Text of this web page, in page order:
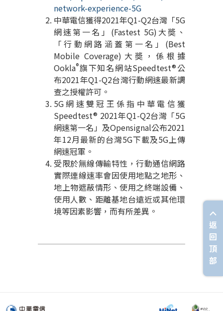
network-experience-5G
中華電信獲得2021年Q1-Q2台灣「5G
網速第一名」 (Fastest 5G) 大奬、
「行動網路涵蓋第一名」 (Best
Mobile Coverage) 大奬，係根據
Ookla®旗下知名網站Speedtest®公
布2021年Q1-Q2台灣行動網速最新調
查之授權許可。
5G網速雙冠王係指中華電信獲
Speedtest® 2021年Q1-Q2台灣「5G
網速第一名」及Opensignal公布2021
年12月最新的台灣5G下載及5G上傳
網速冠軍。
受限於無線傳輸特性，行動通信網路
實際連線速率會因使用地點之地形、
地上物遮蔽情形、使用之終端設備、
使用人數、距離基地台遠近或其他環
境等因素影響，而有所差異。
返
回
頂
部